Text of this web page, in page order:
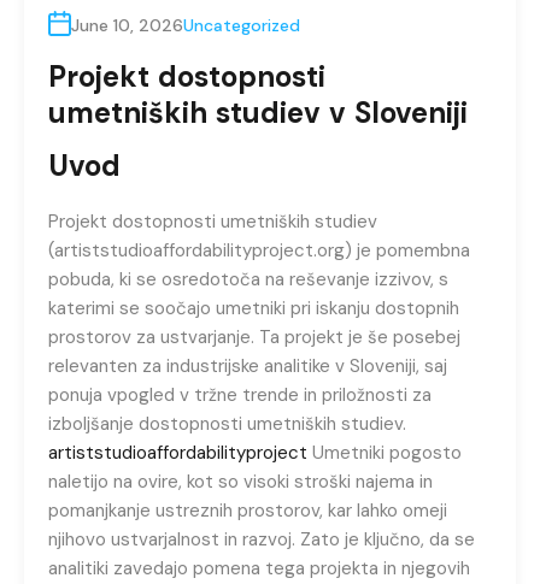
June 10, 2026Uncategorized
Projekt dostopnosti
umetniških studiev v Sloveniji
Uvod
Projekt dostopnosti umetniških studiev
(artiststudioaffordabilityproject.org) je pomembna
pobuda, ki se osredotoča na reševanje izzivov, s
katerimi se soočajo umetniki pri iskanju dostopnih
prostorov za ustvarjanje. Ta projekt je še posebej
relevanten za industrijske analitike v Sloveniji, saj
ponuja vpogled v tržne trende in priložnosti za
izboljšanje dostopnosti umetniških studiev.
artiststudioaffordabilityproject Umetniki pogosto
naletijo na ovire, kot so visoki stroški najema in
pomanjkanje ustreznih prostorov, kar lahko omeji
njihovo ustvarjalnost in razvoj. Zato je ključno, da se
analitiki zavedajo pomena tega projekta in njegovih